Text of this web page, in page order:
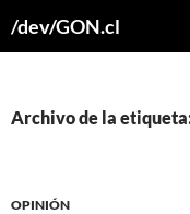
/dev/GON.cl
Archivo de la
OPINIÓN